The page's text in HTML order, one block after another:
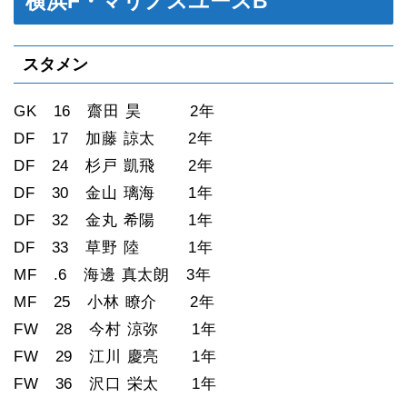
スタメン
GK 16 齋田 昊 2年
DF 17 加藤 諒太 2年
DF 24 杉戸 凱飛 2年
DF 30 金山 璃海 1年
DF 32 金丸 希陽 1年
DF 33 草野 陸 1年
MF .6 海邊 真太朗 3年
MF 25 小林 瞭介 2年
FW 28 今村 涼弥 1年
FW 29 江川 慶亮 1年
FW 36 沢口 栄太 1年